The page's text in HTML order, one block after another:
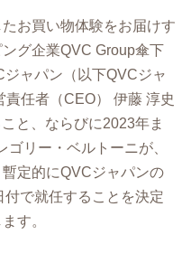
お買い物体験をお届けす
グ企業QVC Group傘下
ャパン（以下QVCジャ
任者（CEO） 伊藤 淳史
と、ならびに2023年ま
リー・ベルトーニが、
定的にQVCジャパンの
で就任することを決定
す。